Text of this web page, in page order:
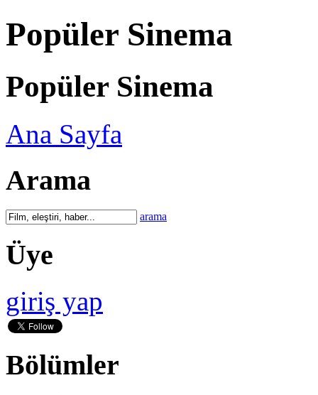
Popüler Sinema
Popüler Sinema
Ana Sayfa
Arama
arama
Üye
giriş yap
Bölümler